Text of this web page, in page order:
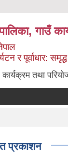
गाउँ
र पूर्वाधार:
कार्यक्रम तथा
प्रकाशन